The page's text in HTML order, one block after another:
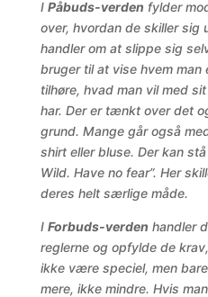
I Påbuds-verden fylder
over, hvordan de skiller sig
handler om at slippe sig
bruger til at vise hvem man
tilhøre, hvad man vil med
har. Der er tænkt over det
grund. Mange går også
shirt eller bluse. Der kan stå
Wild. Have no fear”. Her
deres helt særlige måde.
I Forbuds-verden handler
reglerne og opfylde de
ikke være speciel, men
mere, ikke mindre. Hvis